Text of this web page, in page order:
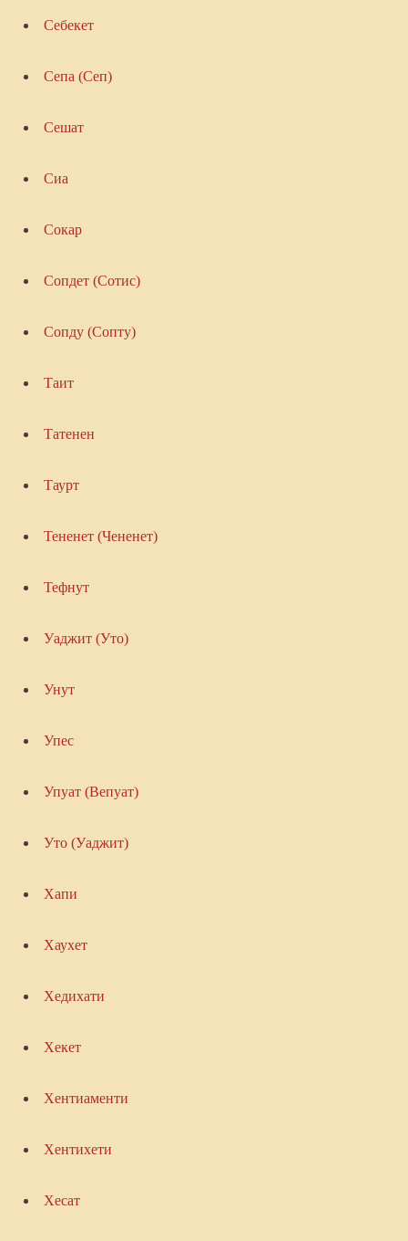
Себекет
Сепа (Сеп)
Сешат
Сиа
Сокар
Сопдет (Сотис)
Сопду (Сопту)
Таит
Татенен
Таурт
Тененет (Чененет)
Тефнут
Уаджит (Уто)
Унут
Упес
Упуат (Вепуат)
Уто (Уаджит)
Хапи
Хаухет
Хедихати
Хекет
Хентиаменти
Хентихети
Хесат